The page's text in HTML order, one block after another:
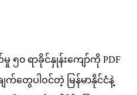
၅၀ ရာခိုင်နှုန်းကျော်ကို PDF
ပါဝင်တဲ့ မြန်မာနိုင်ငံနဲ့